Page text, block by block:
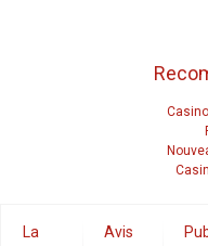
La
Avis